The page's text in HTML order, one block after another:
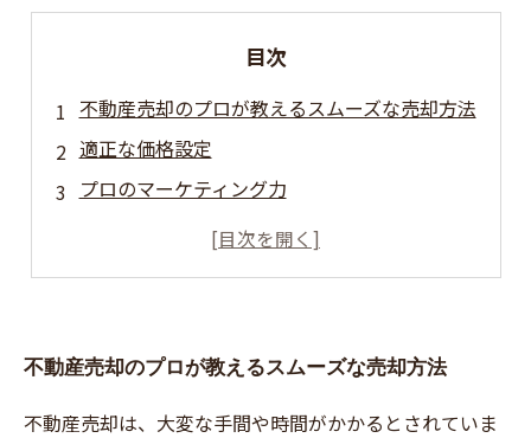
目次
不動産売却のプロが教えるスムーズな売却方法
適正な価格設定
プロのマーケティング力
ベストなタイミング
不動産売却のプロが教えるスムーズな売却方法
不動産売却は、大変な手間や時間がかかるとされていま